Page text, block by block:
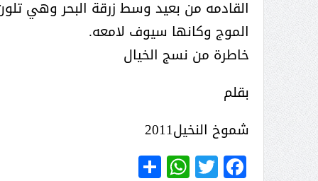
القادمه من بعيد وسط زرقة البحر وهي
الموج وكانها سيوف لامعه.
خاطرة من نسج الخيال
بقلم
شموخ النخيل2011
Facebook
Twitter
WhatsApp
الثقافة في واحة الإبداع